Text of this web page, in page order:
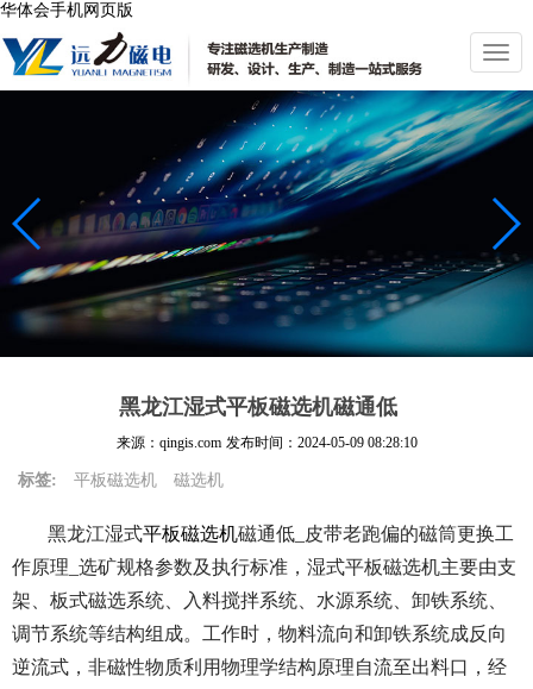
华体会手机网页版
切
换
导
航
黑龙江湿式平板磁选机磁通低
来源：qingis.com 发布时间： 2024-05-09 08:28:10
标签: 平板磁选机 磁选机
黑龙江湿式平板磁选机磁通低_皮带老跑偏的磁筒更换工
作原理_选矿规格参数及执行标准，湿式平板磁选机主要由支
架、板式磁选系统、入料搅拌系统、水源系统、卸铁系统、
调节系统等结构组成。工作时，物料流向和卸铁系统成反向
逆流式，非磁性物质利用物理学结构原理自流至出料口，经